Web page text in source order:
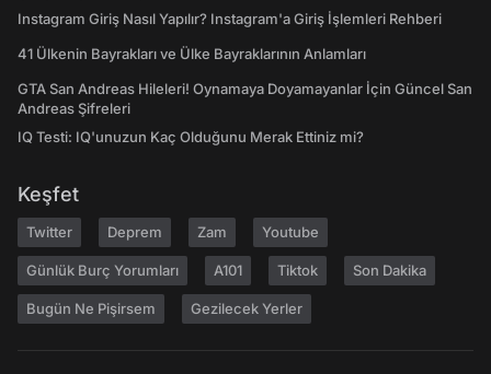
Instagram Giriş Nasıl Yapılır? Instagram'a Giriş İşlemleri Rehberi
41 Ülkenin Bayrakları ve Ülke Bayraklarının Anlamları
GTA San Andreas Hileleri! Oynamaya Doyamayanlar İçin Güncel San
Andreas Şifreleri
IQ Testi: IQ'unuzun Kaç Olduğunu Merak Ettiniz mi?
Keşfet
Twitter Deprem Zam Youtube
Günlük Burç Yorumları A101 Tiktok Son Dakika
Bugün Ne Pişirsem Gezilecek Yerler